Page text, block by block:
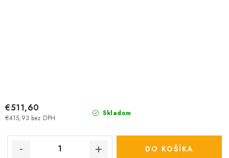
Skladom
€415,93 bez DPH
€511,60
DO KOŠÍKA